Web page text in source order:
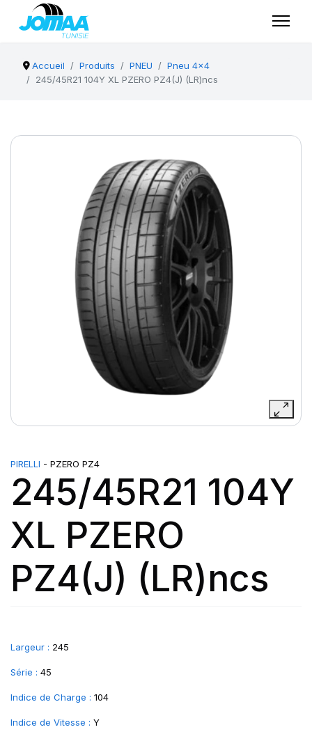
Accueil Produits PNEU
Pneu 4x4
245/45R21 104Y XL PZERO PZ4(J) (LR)ncs
PIRELLI - PZERO PZ4
245/45R21 104Y
XL PZERO
PZ4(J) (LR)ncs
Largeur : 245
Série : 45
Indice de Charge : 104
Indice de Vitesse : Y